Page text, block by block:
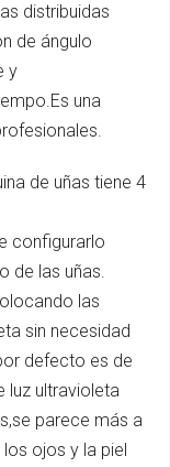
distribuidas
de ángulo
y
una
de uñas tiene 4
configurarlo
de las uñas.
las
sin necesidad
defecto es de
luz ultravioleta
parece más a
ojos y la piel